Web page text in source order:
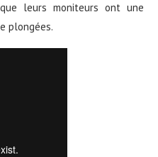
leurs moniteurs ont une
plongées.